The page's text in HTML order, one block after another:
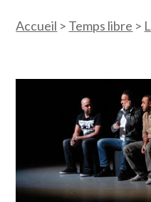
Accueil > Temps libre >